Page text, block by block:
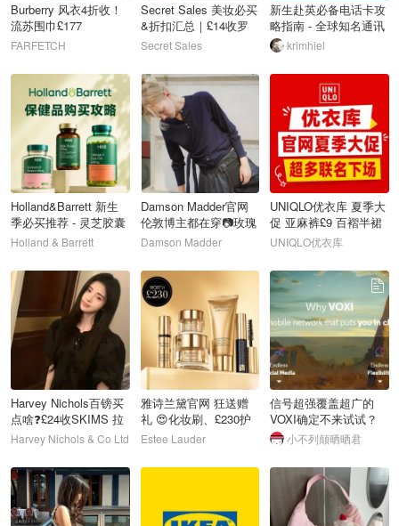
Burberry 风衣4折收！
流苏围巾£177
FARFETCH
Secret Sales 美妆必买
&折扣汇总｜£14收罗
意威奇迹天光
Secret Sales
新生赴英必备电话卡攻
略指南 - 全球知名通讯
公司Vodafone保你畅通
无阻！
krimhiel
Holland&Barrett 新生
季必买推荐 - 灵芝胶囊
£7
Holland & Barrett
56
Damson Madder官网
伦敦博主都在穿📷玫瑰
印花裙£67
Damson Madder
UNIQLO优衣库 夏季大
促 亚麻裤£9 百褶半裙
£12
UNIQLO优衣库
58
Harvey Nichols百镑买
点啥❓£24收SKIMS 拉
夫劳伦衬衫£68
Harvey Nichols & Co Ltd
59
雅诗兰黛官网 狂送赠
礼 😍化妆刷、£230护
肤礼盒免费拿
Estee Lauder
60
信号超强覆盖超广的
VOXI确定不来试试？
超划算月租套餐“0”流量
刷爆社交网络~
小不列颠晒晒君
61